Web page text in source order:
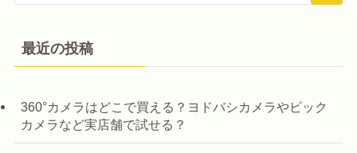
最近の投稿
360°カメラはどこで買える？ヨドバシカメラやビック
カメラなど実店舗で試せる？